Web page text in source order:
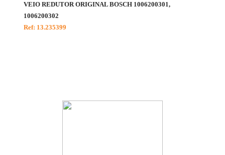
VEIO REDUTOR ORIGINAL BOSCH 1006200301,
1006200302
Ref: 13.235399